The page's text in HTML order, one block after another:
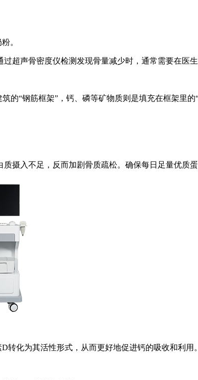
。
超声骨密度仪检测发现骨量减少时，通常需要在医
的“钢筋框架”，钙、磷等矿物质则是填充在框架里
摄入不足，反而加剧骨质疏松。确保每日足量优质蛋
化为其活性形式，从而更好地促进钙的吸收和利用